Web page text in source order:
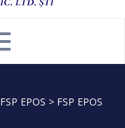
FSP EPOS > FSP EPOS